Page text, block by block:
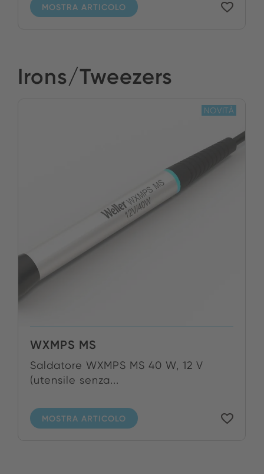
MOSTRA ARTICOLO
Irons/Tweezers
WXMPS MS
Saldatore WXMPS MS 40 W, 12 V
(utensile senza...
MOSTRA ARTICOLO
NOVITÀ